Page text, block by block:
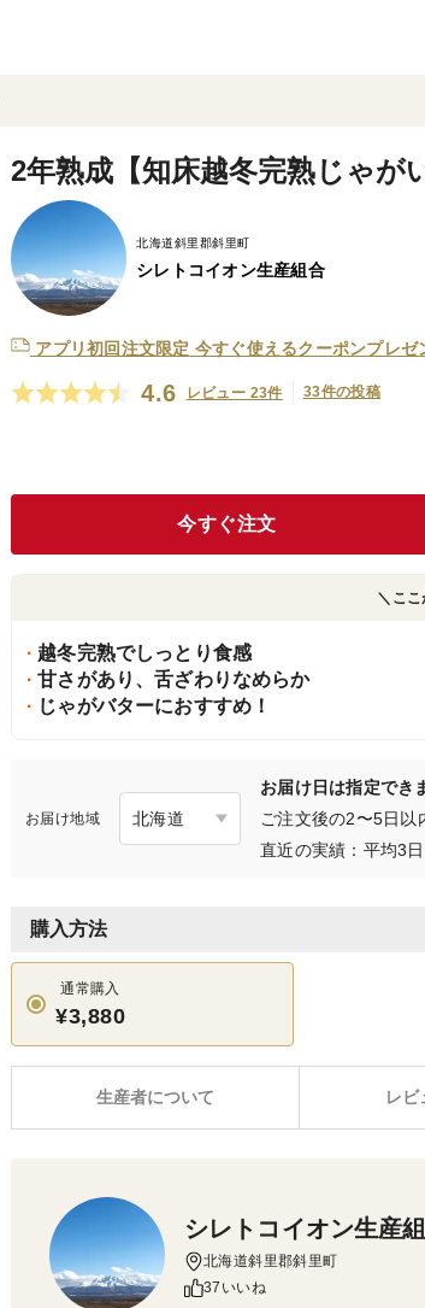
2年熟成【知床越冬完熟じゃが
北海道斜里郡斜里町
シレトコイオン生産組合
アプリ初回注文限定 今すぐ使えるクーポンプレゼ
4.6 レビュー 23件 33件の投稿
今すぐ注文
＼こ
越冬完熟でしっとり食感
甘さがあり、舌ざわりなめらか
じゃがバターにおすすめ！
お届け地域
お届け日は指定でき
ご注文後の2〜5日以
直近の実績：平均3
購入方法
通常購入
¥3,880
レビ
生産者について
シレトコイオン生産
北海道斜里郡斜里町
37いいね